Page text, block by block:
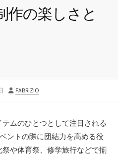
作の楽しさと
投
FABRIZIO
ムのひとつとして注目される
ントの際に団結力を高める役
祭や体育祭、修学旅行などで揃